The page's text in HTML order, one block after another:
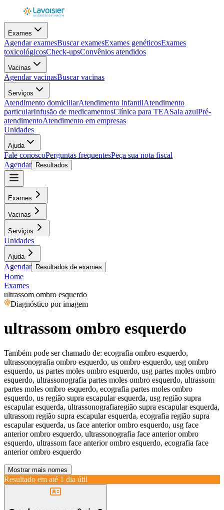
Exames
Agendar examesBuscar examesExames genéticosExames
toxicológicosCheck-upsConvênios atendidos
Vacinas
Agendar vacinasBuscar vacinas
Serviços
Atendimento domiciliarAtendimento infantilAtendimento
particularInfusão de medicamentosClínica para TEASala azulPré-
atendimentoAtendimento em empresas
Unidades
Ajuda
Fale conoscoPerguntas frequentesPeça sua nota fiscal
Agendar
Resultados
Exames
Vacinas
Serviços
Unidades
Ajuda
Agendar Resultados de exames
Home
Exames
ultrassom ombro esquerdo
Diagnóstico por imagem
ultrassom ombro esquerdo
Também pode ser chamado de: ecografia ombro esquerdo,
ultrassonografia ombro esquerdo, us ombro esquerdo, usg ombro
esquerdo, us partes moles ombro esquerdo, usg partes moles ombro
esquerdo, ultrassonografia partes moles ombro esquerdo, ultrassom
partes moles ombro esquerdo, ecografia partes moles ombro
esquerdo, us região supra escapular esquerda, usg região supra
escapular esquerda, ultrassonografiaregião supra escapular esquerda,
ultrassom região supra escapular esquerda, ecografia região supra
escapular esquerda, us face anterior ombro esquerdo, usg face
anterior ombro esquerdo, ultrassonografia face anterior ombro
esquerdo, ultrassom face anterior ombro esquerdo, ecografia face
anterior ombro esquerdo
Mostrar mais nomes
Resultado em até 1 dia útil